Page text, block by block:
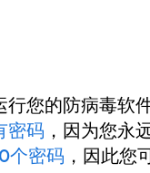
您的防病毒软
密码 ，因为您永
个密码 ，因此您